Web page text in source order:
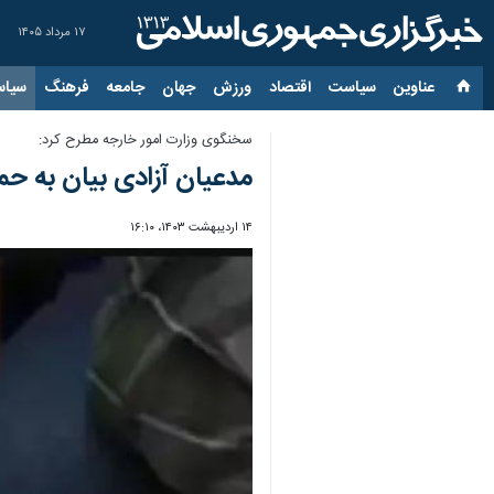
۱۷ مرداد ۱۴۰۵
عناوین‌ سیاست اقتصاد ورزش جهان جامعه فرهنگ
سخنگوی وزارت امور خارجه مطرح کرد:
مدعیان آزادی بیان به
۱۴ اردیبهشت ۱۴۰۳، ۱۶:۱۰